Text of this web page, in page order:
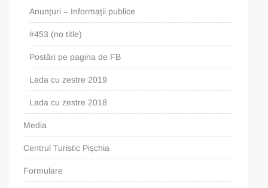
Anunțuri – Informații publice
#453 (no title)
Postări pe pagina de FB
Lada cu zestre 2019
Lada cu zestre 2018
Media
Centrul Turistic Pișchia
Formulare